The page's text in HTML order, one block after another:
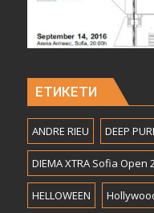
ЕТИКЕТИ
ANDRE RIEU DEEP
DIEMA XTRA Sofia Open
HELLOWEEN